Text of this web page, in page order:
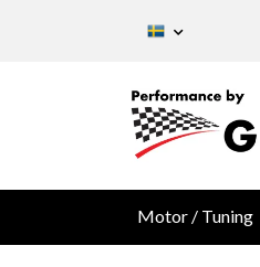
Motor / Tuning